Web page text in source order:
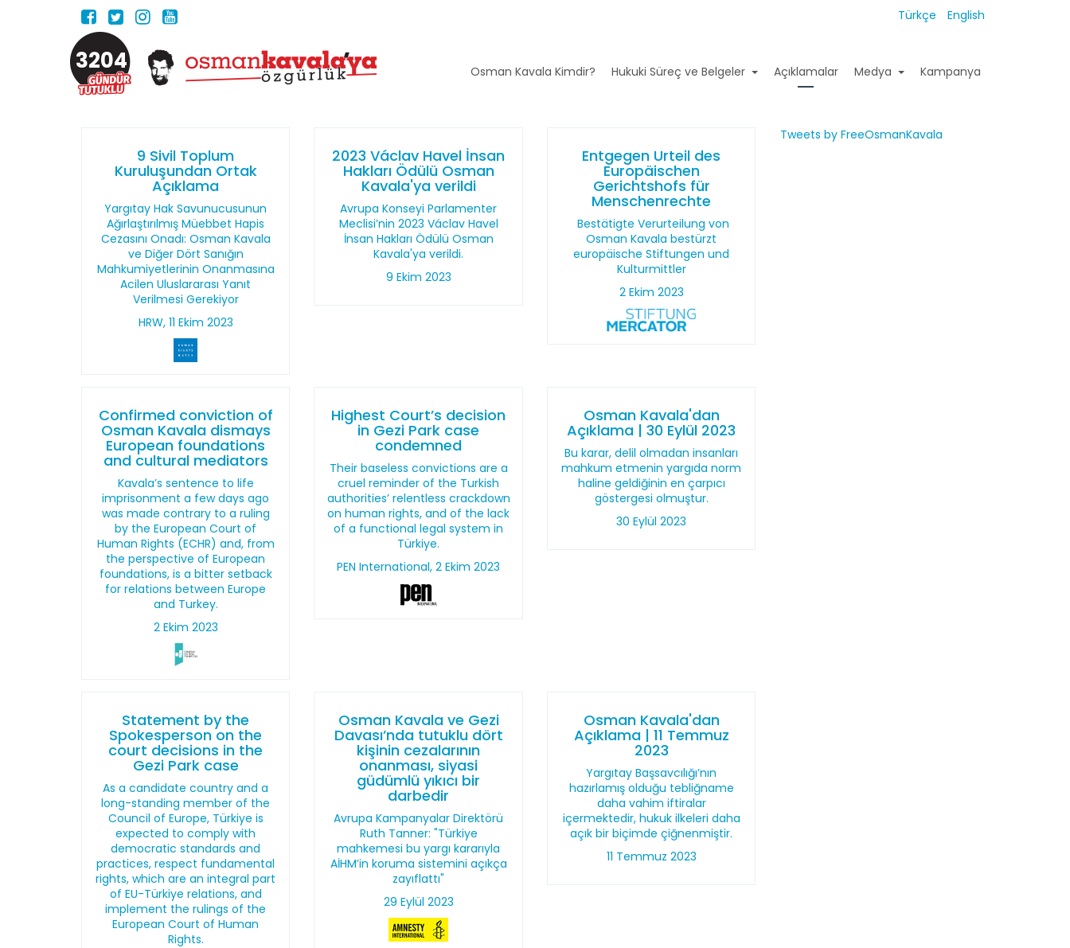
Türkçe English
3204 Osman Kavala Kimdir? Hukuki Süreç ve Belgeler Açıklamalar Medya Kampanya
9 Sivil Toplum
Kuruluşundan Ortak
Açıklama
Yargıtay Hak Savunucusunun
Ağırlaştırılmış Müebbet Hapis
Cezasını Onadı: Osman Kavala
ve Diğer Dört Sanığın
Mahkumiyetlerinin Onanmasına
Acilen Uluslararası Yanıt
Verilmesi Gerekiyor
HRW, 11 Ekim 2023
2023 Václav Havel İnsan
Hakları Ödülü Osman
Kavala'ya verildi
Avrupa Konseyi Parlamenter
Meclisi’nin 2023 Václav Havel
İnsan Hakları Ödülü Osman
Kavala'ya verildi.
9 Ekim 2023
Entgegen Urteil des
Europäischen
Gerichtshofs für
Menschenrechte
Bestätigte Verurteilung von
Osman Kavala bestürzt
europäische Stiftungen und
Kulturmittler
2 Ekim 2023
Confirmed conviction of
Osman Kavala dismays
European foundations
and cultural mediators
Kavala’s sentence to life
imprisonment a few days ago
was made contrary to a ruling
by the European Court of
Human Rights (ECHR) and, from
the perspective of European
foundations, is a bitter setback
for relations between Europe
and Turkey.
2 Ekim 2023
Highest Court’s decision
in Gezi Park case
condemned
Their baseless convictions are a
cruel reminder of the Turkish
authorities’ relentless crackdown
on human rights, and of the lack
of a functional legal system in
Türkiye.
PEN International, 2 Ekim 2023
Osman Kavala'dan
Açıklama | 30 Eylül 2023
Bu karar, delil olmadan insanları
mahkum etmenin yargıda norm
haline geldiğinin en çarpıcı
göstergesi olmuştur.
30 Eylül 2023
Statement by the
Spokesperson on the
court decisions in the
Gezi Park case
As a candidate country and a
long-standing member of the
Council of Europe, Türkiye is
expected to comply with
democratic standards and
practices, respect fundamental
rights, which are an integral part
of EU-Türkiye relations, and
implement the rulings of the
European Court of Human
Rights.
Osman Kavala ve Gezi
Davası’nda tutuklu dört
kişinin cezalarının
onanması, siyasi
güdümlü yıkıcı bir
darbedir
Avrupa Kampanyalar Direktörü
Ruth Tanner: "Türkiye
mahkemesi bu yargı kararıyla
AİHM’in koruma sistemini açıkça
zayıflattı"
29 Eylül 2023
Osman Kavala'dan
Açıklama | 11 Temmuz
2023
Yargıtay Başsavcılığı’nın
hazırlamış olduğu tebliğname
daha vahim iftiralar
içermektedir, hukuk ilkeleri daha
açık bir biçimde çiğnenmiştir.
11 Temmuz 2023
Tweets by FreeOsmanKavala